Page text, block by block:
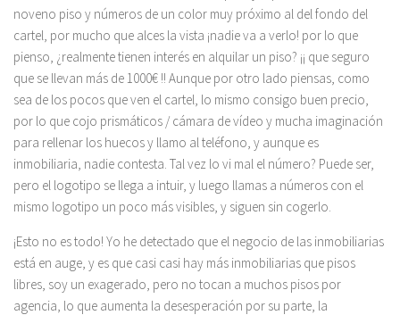
noveno piso y números de un color muy próximo al del fondo del
cartel, por mucho que alces la vista ¡nadie va a verlo! por lo que
pienso, ¿realmente tienen interés en alquilar un piso? ¡¡ que seguro
que se llevan más de 1000€ !! Aunque por otro lado piensas, como
sea de los pocos que ven el cartel, lo mismo consigo buen precio,
por lo que cojo prismáticos / cámara de vídeo y mucha imaginación
para rellenar los huecos y llamo al teléfono, y aunque es
inmobiliaria, nadie contesta. Tal vez lo vi mal el número? Puede ser,
pero el logotipo se llega a intuir, y luego llamas a números con el
mismo logotipo un poco más visibles, y siguen sin cogerlo.
¡Esto no es todo! Yo he detectado que el negocio de las inmobiliarias
está en auge, y es que casi casi hay más inmobiliarias que pisos
libres, soy un exagerado, pero no tocan a muchos pisos por
agencia, lo que aumenta la desesperación por su parte, la